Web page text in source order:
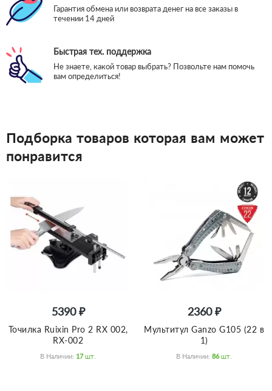
Гарантия обмена или возврата денег на все заказы в
течении 14 дней
Быстрая тех. поддержка
Не знаете, какой товар выбрать? Позвольте нам помочь
вам определиться!
Подборка товаров которая вам может
понравится
5390 ₽
Точилка Ruixin Pro 2 RX 002,
RX-002
В Наличии: 17 Шт.
2360 ₽
Мультитул Ganzo G105 (22 в
1)
В Наличии: 86 Шт.